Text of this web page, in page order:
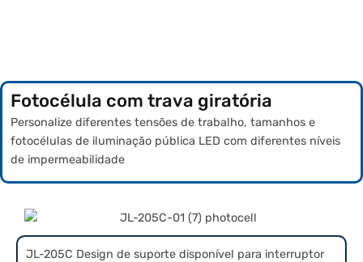
Fotocélula com trava giratória
Personalize diferentes tensões de trabalho, tamanhos e
fotocélulas de iluminação pública LED com diferentes níveis
de impermeabilidade
JL-205C Design de suporte disponível para interruptor